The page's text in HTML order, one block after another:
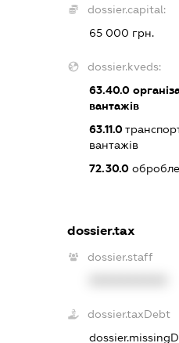
dossier.capital:
65 000 грн.
dossier.kveds:
63.40.0
вантажів
63.11.0
вантажів
72.30.0
dossier.tax
dossier.staff
dossier.taxDebt